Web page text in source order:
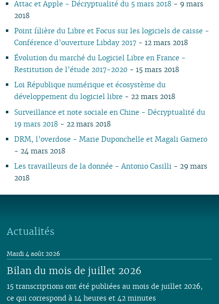
01 01 01 01 01 01 0102
03
02
02 03
03
01
Attac et Apple - Décryptualité du 5 mars 2018 - 9 mars
2018
Point filière du Libre et Focus sur les logiciels de caisse -
Conférence d’ouverture Libday 2017- 12 mars 2018
Évolution du marché du Logiciel Libre en France -
Restitution de l’étude 2017-2020 - 15 mars 2018
Loi République numérique et écosystème du
développement du logiciel libre - 22 mars 2018
Surveillance et note sociale en Chine - Décryptualité du
19 mars 2018 - 22 mars 2018
DRM, l’overdose - Marie Duponchelle et Magali Garnero
- 24 mars 2018
Les travailleurs de la donnée - Antonio Casilli- 29 mars
2018
Actualités
Bilan du mois de juillet 2026
Mardi 4 août 2026
15 transcriptions ont été publiées au mois de juillet 2026,
ce qui correspond à 14 heures et 42 minutes